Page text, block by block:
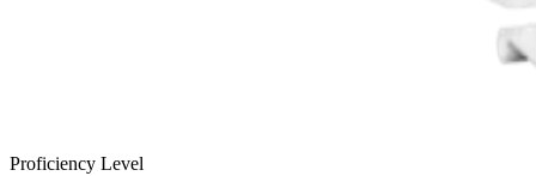
Proficiency Level